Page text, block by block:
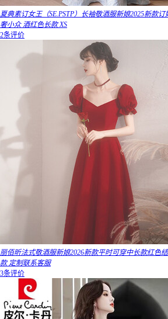
夏典素订女王（SE.PSTP）长袖敬酒服新娘2025新款
奢小众 酒红色长款 XS
2条评价
丽佰昕法式敬酒服新娘2026新款平时可穿中长款红色
款 定制联系客服
3条评价